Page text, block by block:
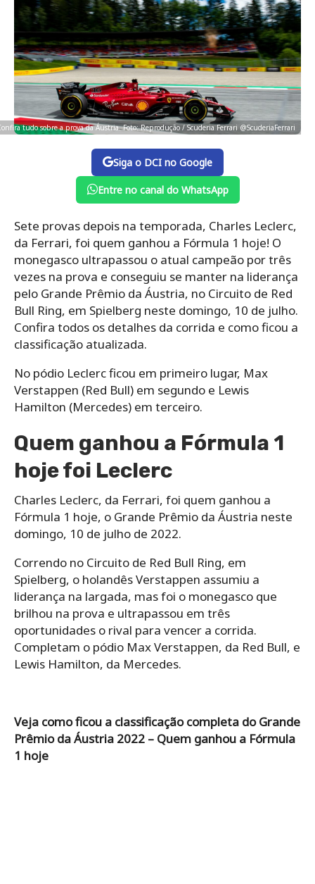
tudo sobre a prova da Áustria. Foto: Reprodução / Scuderia Ferrari @ScuderiaFerrari
Siga o DCI no Google
Entre no canal do WhatsApp
Sete provas depois na temporada, Charles Leclerc,
da Ferrari, foi quem ganhou a Fórmula 1 hoje! O
monegasco ultrapassou o atual campeão por três
vezes na prova e conseguiu se manter na liderança
pelo Grande Prêmio da Áustria, no Circuito de Red
Bull Ring, em Spielberg neste domingo, 10 de julho.
Confira todos os detalhes da corrida e como ficou a
classificação atualizada.
No pódio Leclerc ficou em primeiro lugar, Max
Verstappen (Red Bull) em segundo e Lewis
Hamilton (Mercedes) em terceiro.
Quem ganhou a Fórmula 1
hoje foi Leclerc
Charles Leclerc, da Ferrari, foi quem ganhou a
Fórmula 1 hoje, o Grande Prêmio da Áustria neste
domingo, 10 de julho de 2022.
Correndo no Circuito de Red Bull Ring, em
Spielberg, o holandês Verstappen assumiu a
liderança na largada, mas foi o monegasco que
brilhou na prova e ultrapassou em três
oportunidades o rival para vencer a corrida.
Completam o pódio Max Verstappen, da Red Bull, e
Lewis Hamilton, da Mercedes.
Veja como ficou a classificação completa do Grande
Prêmio da Áustria 2022 – Quem ganhou a Fórmula
1 hoje